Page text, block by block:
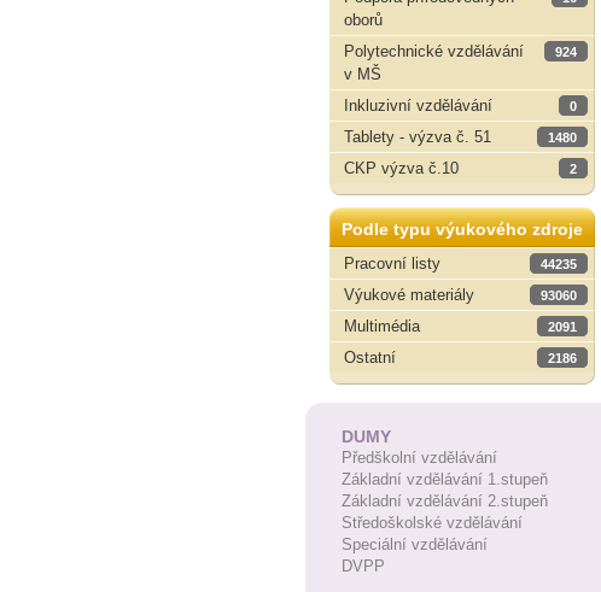
oborů
Polytechnické vzdělávání
v MŠ
924
Inkluzivní vzdělávání 0
Tablety - výzva č. 51 1480
CKP výzva č.10 2
Podle typu výukového zdroje
Pracovní listy
44235
Výukové materiály 93060
Multimédia 2091
Ostatní 2186
DUMY
Předškolní vzdělávání
Základní vzdělávání 1.stupeň
Základní vzdělávání 2.stupeň
Středoškolské vzdělávání
Speciální vzdělávání
DVPP